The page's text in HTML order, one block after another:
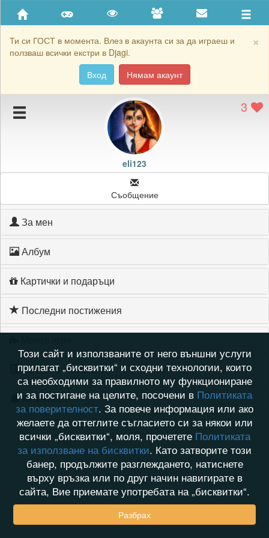
×
Ти си ГОСТ в момента. Влез в акаунта си за да играеш и
ползваш всички екстри в Djagi.
Вход
Нямам акаунт
Приятели
Хронология на игри
Подаръците на eli123 3
eli123
Съобщение
За мен
Албум
Картички и подаръци
Последни постижения
Хронология на игри
Активност
Този сайт и използваните от него външни услуги
прилагат „бисквитки“ и сходни технологии, които
са необходими за правилното му функциониране
и за постигане на целите, посочени в Политиката
за поверителност. За повече информация или ако
желаете да оттеглите съгласието си за някои или
всички „бисквитки“, моля, прочетете Политиката
за използване на бисквитки. Като затворите този
банер, продължите разглеждането, натиснете
върху връзка или по друг начин навигирате в
сайта, Вие приемате употребата на „бисквитки“.
Разбрах